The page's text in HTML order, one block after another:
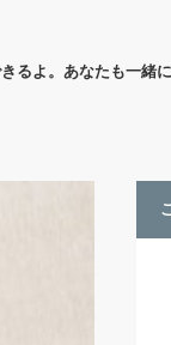
るよ。あなたも一緒